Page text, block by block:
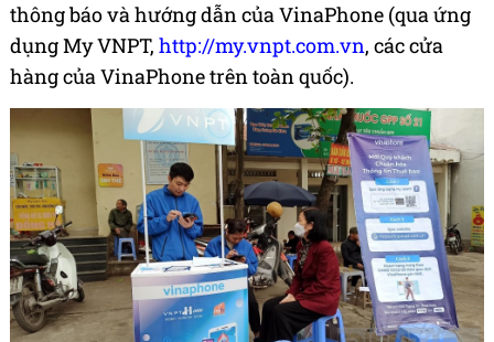
thông báo và hướng dẫn của VinaPhone (qua ứng
dụng My VNPT, http://my.vnpt.com.vn, các cửa
hàng của VinaPhone trên toàn quốc).